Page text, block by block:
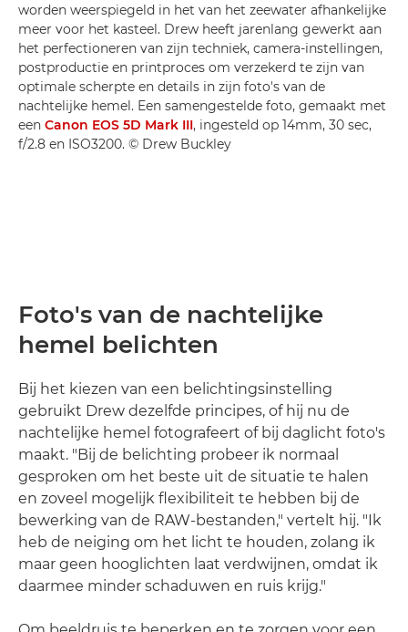
worden weerspiegeld in het van het zeewater afhankelijke
meer voor het kasteel. Drew heeft jarenlang gewerkt aan
het perfectioneren van zijn techniek, camera-instellingen,
postproductie en printproces om verzekerd te zijn van
optimale scherpte en details in zijn foto's van de
nachtelijke hemel. Een samengestelde foto, gemaakt met
een Canon EOS 5D Mark III, ingesteld op 14mm, 30 sec,
f/2.8 en ISO3200. © Drew Buckley
Foto's van de nachtelijke
hemel belichten
Bij het kiezen van een belichtingsinstelling
gebruikt Drew dezelfde principes, of hij nu de
nachtelijke hemel fotografeert of bij daglicht foto's
maakt. "Bij de belichting probeer ik normaal
gesproken om het beste uit de situatie te halen
en zoveel mogelijk flexibiliteit te hebben bij de
bewerking van de RAW-bestanden," vertelt hij. "Ik
heb de neiging om het licht te houden, zolang ik
maar geen hooglichten laat verdwijnen, omdat ik
daarmee minder schaduwen en ruis krijg."